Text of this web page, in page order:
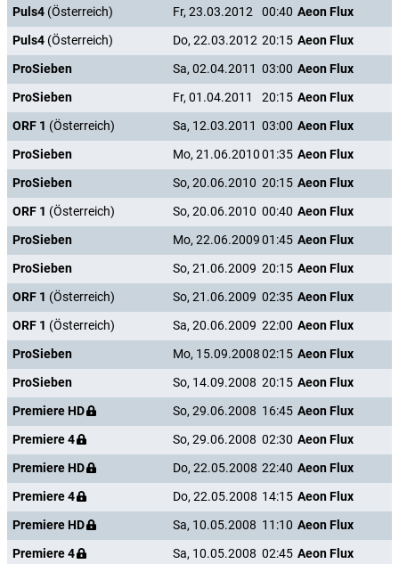
Puls4 (Österreich) Fr, 23.03.2012 00:40 Aeon Flux
Puls4 (Österreich) Do, 22.03.2012 20:15 Aeon Flux
ProSieben
Sa, 02.04.2011 03:00 Aeon Flux
ProSieben
Fr, 01.04.2011 20:15 Aeon Flux
ORF 1 (Österreich) Sa, 12.03.2011 03:00 Aeon Flux
ProSieben
Mo, 21.06.201001:35 Aeon Flux
ProSieben
So, 20.06.2010 20:15 Aeon Flux
ORF 1 (Österreich) So, 20.06.2010 00:40 Aeon Flux
ProSieben
Mo, 22.06.200901:45 Aeon Flux
ProSieben
So, 21.06.2009 20:15 Aeon Flux
ORF 1 (Österreich) So, 21.06.2009 02:35 Aeon Flux
ORF 1 (Österreich) Sa, 20.06.2009 22:00 Aeon Flux
ProSieben
Mo, 15.09.200802:15 Aeon Flux
ProSieben
So, 14.09.2008 20:15 Aeon Flux
Premiere HD
So, 29.06.2008 16:45 Aeon Flux
Premiere 4
So, 29.06.2008 02:30 Aeon Flux
Premiere HD
Do, 22.05.2008 22:40 Aeon Flux
Premiere 4
Do, 22.05.2008 14:15 Aeon Flux
Premiere HD
Sa, 10.05.2008 11:10 Aeon Flux
Premiere 4
Sa, 10.05.2008 02:45 Aeon Flux